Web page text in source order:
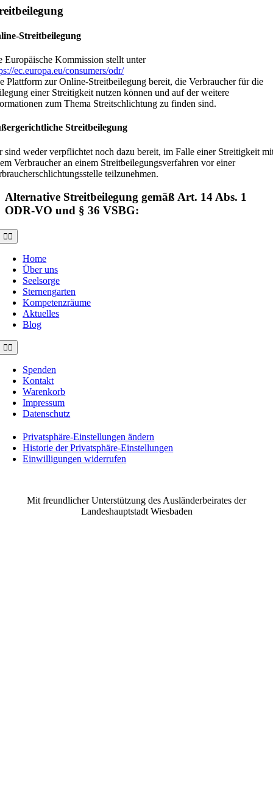
Streitbeilegung
Europäische Kommission stellt unter
ec.europa.eu/consumers/odr/
Plattform zur Online-Streitbeilegung bereit, die Verbraucher für die
einer Streitigkeit nutzen können und auf der weitere
zum Thema Streitschlichtung zu finden sind.
Streitbeilegung
sind weder verpflichtet noch dazu bereit, im Falle einer Streitigkeit
Verbraucher an einem Streitbeilegungsverfahren vor einer
teilzunehmen.
Alternative Streitbeilegung gemäß Art. 14 Abs. 1
ODR-VO und § 36 VSBG:
Toggle
Navigation
Home
Über uns
Seelsorge
Sternengarten
Kompetenzräume
Aktuelles
Blog
Toggle
Navigation
Spenden
Kontakt
Warenkorb
Impressum
Datenschutz
Privatsphäre-Einstellungen ändern
Historie der Privatsphäre-Einstellungen
Einwilligungen widerrufen
Mit freundlicher Unterstützung des Ausländerbeirates der
Landeshauptstadt Wiesbaden